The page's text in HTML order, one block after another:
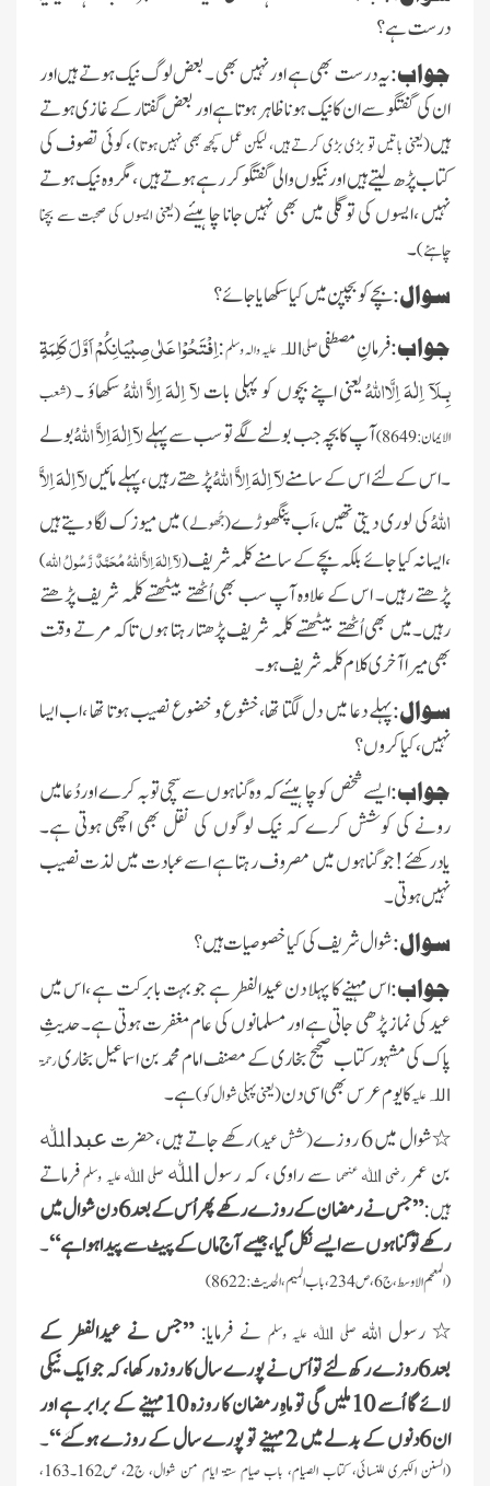
درست ہے ؟
جواب:یہ درست بھی ہے اور نہیں بھی ۔بعض لوگ نیک ہوتے ہیں اور
ان کی گفتگو سے ان کا نیک ہونا ظاہر ہوتا ہے اور بعض گفتار کے غازی ہوتے
ہیں(یعنی باتیں تو بڑی بڑی کرتے ہیں، لیکن عمل کچھ بھی نہیں ہوتا)،کوئی تصوف کی
کتاب پڑھ لیتے ہیں اور نیکوں والی گفتگو کر رہے ہوتے ہیں ،مگر وہ نیک ہوتے
نہیں ،ایسوں کی تو گلی میں بھی نہیں جانا چاہیئے(یعنی ایسوں کی صحبت سے بچنا
چاہئے)۔
سوال:بچے کو بچپن میں کیا سکھایا جائے ؟
جواب:فرمانِ مصطفیصلی اللہ علیہ والہ وسلم:اِفْتَحُوْا عَلٰی صِبْیَانِکُمْ اَوَّلَ کَلِمَةٍ
بِـلَآ اِلٰہَ اِلَّااللہُیعنی اپنے بچوں کو پہلی باتلآ اِلٰہَ اِلاَّ اللہُسکھاؤ ۔(شعب
الایمان:8649)
آپ کا بچہ جب بولنے لگے تو سب سے پہلےلآ اِلٰہَ اِلاَّ اللہُبولے
۔اس کے لئے اس کے سامنےلآ اِلٰہَ اِلاَّ اللہُپڑھتے رہیں ،پہلے مائیںلآ اِلٰہَ اِلاَّ
اللہُکی لوری دیتی تھیں ،اَب پنگھوڑے(جُھولے)میں میوزک لگا دیتے ہیں
،ایسا نہ کیا جائے بلکہ بچے کے سامنے کلمہ شریف(لآ اِلٰہَ اِلاَّاللہُ مُحَمَّدٌ رَّسُولُ اللہ)
پڑھتے رہیں۔ اس کے علاوہ آپ سب بھی اُٹھتے بیٹھتے کلمہ شریف پڑھتے
رہیں۔میں بھی اُٹھتے بیٹھتے کلمہ شریف پڑھتا رہتا ہوں تاکہ مرتے وقت
بھی میرا آخری کلام کلمہ شریف ہو۔
سوال:پہلے دعا میں دل لگتا تھا،خشوع و خضوع نصیب ہوتا تھا ،اب ایسا
نہیں،کیا کروں ؟
جواب:ایسے شخص کو چاہیئے کہ وہ گناہوں سے سچی توبہ کرے اوردُعا میں
رونے کی کوشش کرے کہ نیک لوگوں کی نقل بھی اچھی ہوتی ہے۔
یادرکھئے!جو گناہوں میں مصروف رہتا ہے اسے عبادت میں لذت نصیب
نہیں ہوتی ۔
سوال:شوال شریف کی کیا خصوصیات ہیں ؟
جواب:اس مہینے کا پہلا دن عیدالفطر ہے جو بہت بابرکت ہے ،اس میں
عید کی نماز پڑھی جاتی ہے اور مسلمانوں کی عام مغفرت ہوتی ہے۔حدیثِ
پاک کی مشہور کتاب صحیح بخاری کے مصنف امام محمد بن اسماعیل بخاریرحمۃ
اللہ علیہکا یوم عرس بھی اسی دن(یعنی پہلی شوال کو )ہے ۔
٭شوال میں 6 روزے
(شش عید)رکھے جاتے ہیں ،حضرت عبداﷲ
بن عمر رضی اﷲ عنھما سے راوی ، کہ رسول اﷲ صلی اﷲ علیہ وسلمفرماتے
ہیں:
”جس نے رمضان کے روزے رکھے پھر اُس کے بعد6 دن شوال میں
رکھے تو گناہوں سے ایسے نکل گیا، جیسے آج ماں کے پیٹ سے پیدا ہوا ہے“۔
( المعجم الاوسط، ج6، ص234، باب المیم، الحدیث: 8622)
٭ رسول اﷲ صلی اﷲ علیہ وسلم نے فرمایا:”جس نے عیدالفطر کے
بعد6روزے رکھ لئے تو اُس نے پورے سال کا روزہ رکھا، کہ جو ایک نیکی
لائے گا اُسے 10ملیں گی تو ماہِ رمضان کا روزہ 10مہینے کے برابر ہے اور
ان 6دنوں کے بدلے میں 2 مہینے تو پورے سال کے روزے ہوگئے“
۔
(السنن الکبری للنسائی، کتاب الصیام، باب صیام ستۃ ایام من شوال، ج2، ص162۔163،